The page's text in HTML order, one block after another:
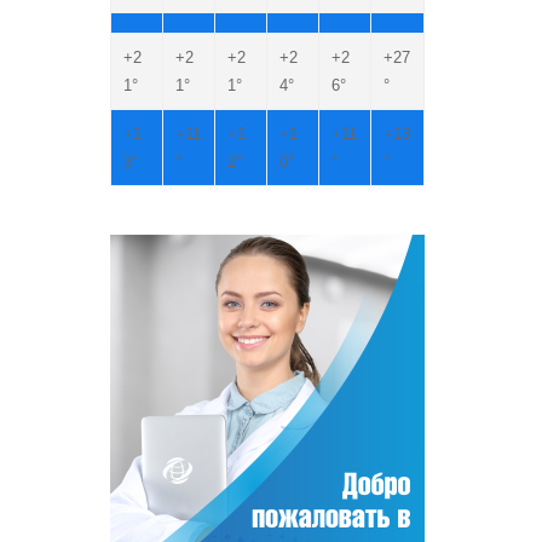
+2
1°
+2
1°
+2
1°
+2
4°
+2
6°
+27
°
+1
3°
+11
°
+1
2°
+1
0°
+11
°
+13
°